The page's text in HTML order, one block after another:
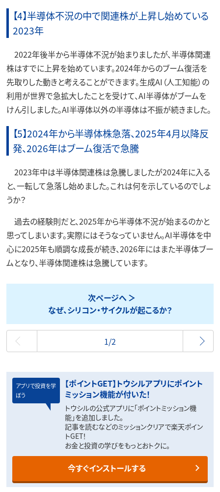
【4】半導体不況の中で関連株が上昇し始めている
2023年
2022年後半から半導体不況が始まりましたが、半導体関連
株はすでに上昇を始めています。2024年からのブーム復活を
先取りした動きと考えることができます。生成AI（人工知能）の
利用が世界で急拡大したことを受けて、AI半導体がブームを
けん引しました。AI半導体以外の半導体は不振が続きました。
【5】2024年から半導体株急落、2025年4月以降反
発、2026年はブーム復活で急騰
2023年中は半導体関連株は急騰しましたが2024年に入る
と、一転して急落し始めました。これは何を示しているのでしょ
うか？
過去の経験則だと、2025年から半導体不況が始まるのかと
思ってしまいます。実際にはそうなっていません。AI半導体を中
心に2025年も順調な成長が続き、2026年にはまた半導体ブー
ムとなり、半導体関連株は急騰しています。
次ページへ
なぜ、シリコン・サイクルが起こるか？
最初
1/2
アプリで投資を学
ぼう
【ポイントGET】トウシルアプリにポイント
ミッション機能が付いた！
トウシルの公式アプリに「ポイントミッション機
能」を追加しました。
記事を読むなどのミッションクリアで楽天ポイン
トGET！
お金と投資の学びをもっとおトクに。
今すぐインストールする